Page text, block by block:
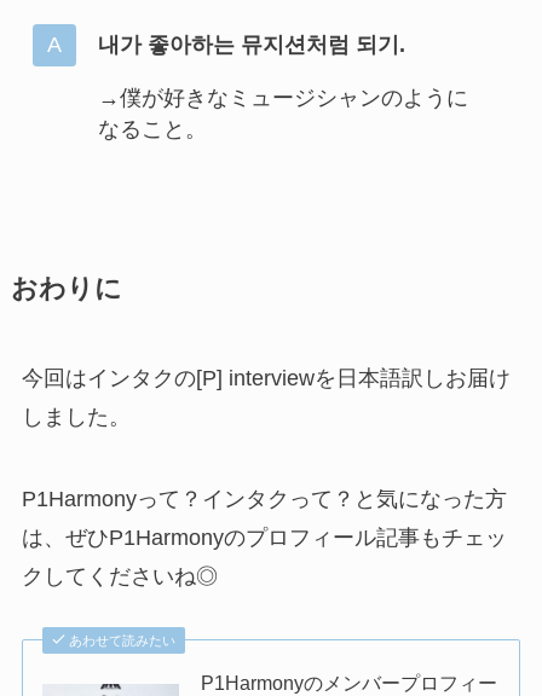
내가 좋아하는 뮤지션처럼 되기.
→僕が好きなミュージシャンのように
なること。
おわりに
今回はインタクの[P] interviewを日本語訳しお届け
しました。
P1Harmonyって？インタクって？と気になった方
は、ぜひP1Harmonyのプロフィール記事もチェッ
クしてくださいね◎
あわせて読みたい
P1Harmonyのメンバープロフィー